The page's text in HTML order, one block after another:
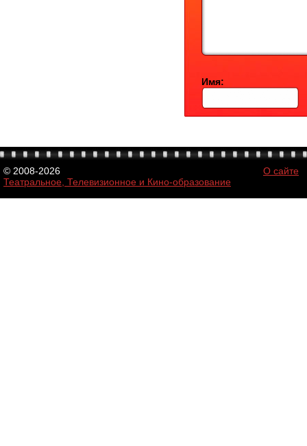
Имя:
© 2008-2026
Театральное, Телевизионное и Кино-образование
О сайте